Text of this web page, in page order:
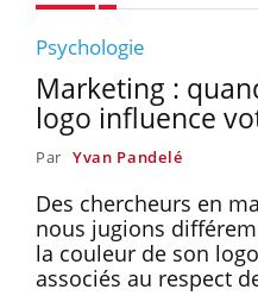
Psychologie
Marketing :
logo influence
Par Yvan Pandelé
Des chercheurs en
nous jugions
la couleur de son
associés au respect